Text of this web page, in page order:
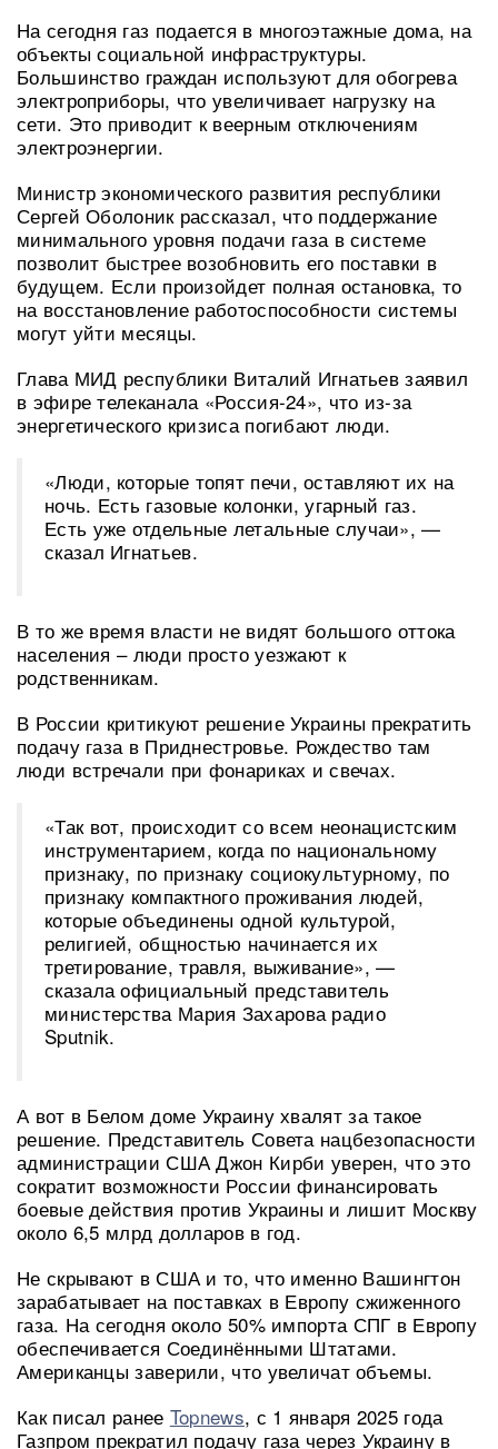
На сегодня газ подается в многоэтажные дома, на
объекты социальной инфраструктуры.
Большинство граждан используют для обогрева
электроприборы, что увеличивает нагрузку на
сети. Это приводит к веерным отключениям
электроэнергии.
Министр экономического развития республики
Сергей Оболоник рассказал, что поддержание
минимального уровня подачи газа в системе
позволит быстрее возобновить его поставки в
будущем. Если произойдет полная остановка, то
на восстановление работоспособности системы
могут уйти месяцы.
Глава МИД республики Виталий Игнатьев заявил
в эфире телеканала «Россия-24», что из-за
энергетического кризиса погибают люди.
«Люди, которые топят печи, оставляют их на
ночь. Есть газовые колонки, угарный газ.
Есть уже отдельные летальные случаи», —
сказал Игнатьев.
В то же время власти не видят большого оттока
населения – люди просто уезжают к
родственникам.
В России критикуют решение Украины прекратить
подачу газа в Приднестровье. Рождество там
люди встречали при фонариках и свечах.
«Так вот, происходит со всем неонацистским
инструментарием, когда по национальному
признаку, по признаку социокультурному, по
признаку компактного проживания людей,
которые объединены одной культурой,
религией, общностью начинается их
третирование, травля, выживание», —
сказала официальный представитель
министерства Мария Захарова радио
Sputnik.
А вот в Белом доме Украину хвалят за такое
решение. Представитель Совета нацбезопасности
администрации США Джон Кирби уверен, что это
сократит возможности России финансировать
боевые действия против Украины и лишит Москву
около 6,5 млрд долларов в год.
Не скрывают в США и то, что именно Вашингтон
зарабатывает на поставках в Европу сжиженного
газа. На сегодня около 50% импорта СПГ в Европу
обеспечивается Соединёнными Штатами.
Американцы заверили, что увеличат объемы.
Как писал ранее Topnews, с 1 января 2025 года
Газпром прекратил подачу газа через Украину в